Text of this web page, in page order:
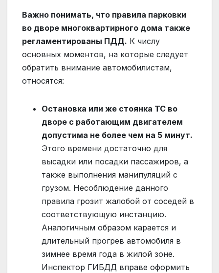
Важно понимать, что правила парковки
во дворе многоквартирного дома также
регламентированы ПДД. К числу
основных моментов, на которые следует
обратить внимание автомобилистам,
относятся:
Остановка или же стоянка ТС во
дворе с работающим двигателем
допустима не более чем на 5 минут.
Этого времени достаточно для
высадки или посадки пассажиров, а
также выполнения манипуляций с
грузом. Несоблюдение данного
правила грозит жалобой от соседей в
соответствующую инстанцию.
Аналогичным образом карается и
длительный прогрев автомобиля в
зимнее время года в жилой зоне.
Инспектор ГИБДД вправе оформить